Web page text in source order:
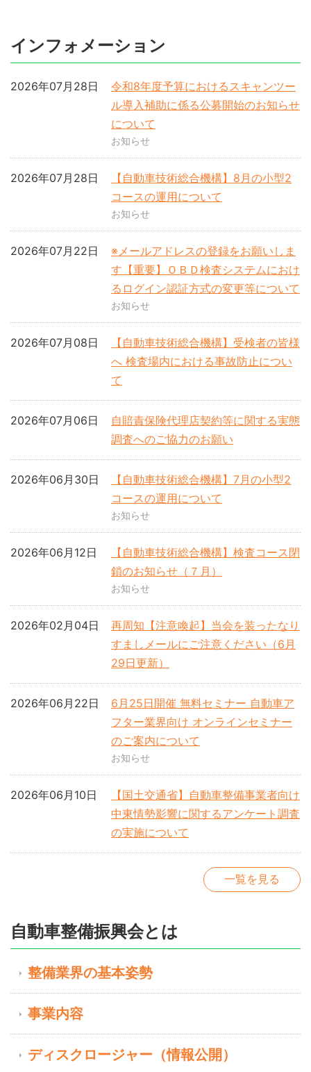
インフォメーション
令和8年度予算におけるスキャンツー
ル導入補助に係る公募開始のお知らせ
について
2026年07月28日
お知らせ
【自動車技術総合機構】8月の小型2
コースの運用について
2026年07月28日
お知らせ
※メールアドレスの登録をお願いしま
す【重要】ＯＢＤ検査システムにおけ
るログイン認証方式の変更等について
2026年07月22日
お知らせ
【自動車技術総合機構】受検者の皆様
へ 検査場内における事故防止につい
て
2026年07月08日
自賠責保険代理店契約等に関する実態
調査へのご協力のお願い
2026年07月06日
【自動車技術総合機構】7月の小型2
コースの運用について
2026年06月30日
お知らせ
【自動車技術総合機構】検査コース閉
鎖のお知らせ（７月）
2026年06月12日
お知らせ
再周知【注意喚起】当会を装ったなり
すましメールにご注意ください（6月
29日更新）
2026年02月04日
6月25日開催 無料セミナー 自動車ア
フター業界向け オンラインセミナー
のご案内について
2026年06月22日
お知らせ
【国土交通省】自動車整備事業者向け
中東情勢影響に関するアンケート調査
の実施について
2026年06月10日
一覧を見る
自動車整備振興会とは
整備業界の基本姿勢
事業内容
ディスクロージャー（情報公開）